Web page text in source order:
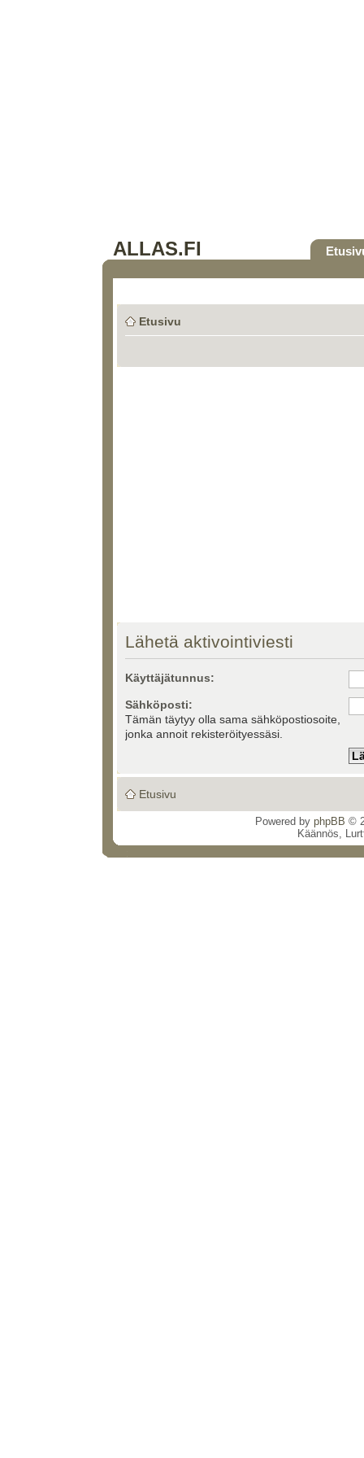
ALLAS.FI
Etusivu
Lähetä aktivointiviesti
Käyttäjätunnus:
Sähköposti:
Tämän täytyy olla sama sähköpostiosoite,
jonka annoit rekisteröityessäsi.
Etusivu
Powered by phpBB ©
Käännös,